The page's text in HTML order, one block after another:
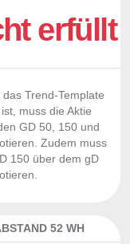
erfüllt
das Trend-Template
muss die Aktie
GD 50, 150 und
Zudem muss
150 über dem gD
52 WH